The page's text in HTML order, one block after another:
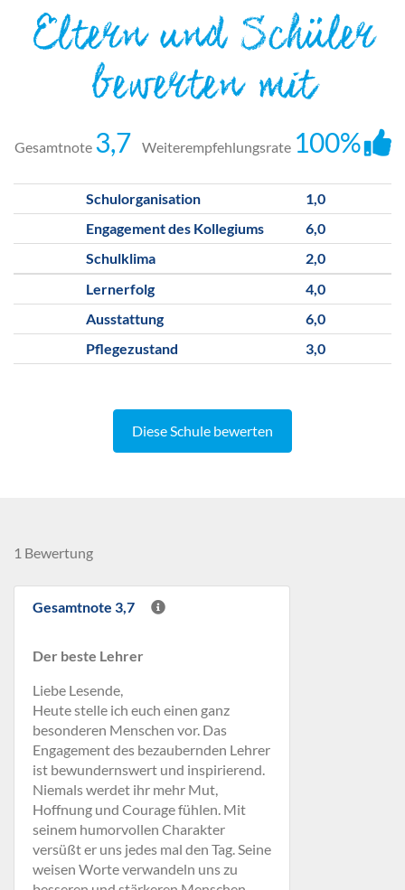
Eltern und Schüler
bewerten mit
Gesamtnote 3,7 Weiterempfehlungsrate 100%
Schulorganisation
1,0
Engagement des Kollegiums
6,0
Schulklima
2,0
Lernerfolg
4,0
Ausstattung
6,0
Pflegezustand
3,0
Diese Schule bewerten
1 Bewertung
Gesamtnote 3,7
Der beste Lehrer
Liebe Lesende,
Heute stelle ich euch einen ganz
besonderen Menschen vor. Das
Engagement des bezaubernden Lehrer
ist bewundernswert und inspirierend.
Niemals werdet ihr mehr Mut,
Hoffnung und Courage fühlen. Mit
seinem humorvollen Charakter
versüßt er uns jedes mal den Tag. Seine
weisen Worte verwandeln uns zu